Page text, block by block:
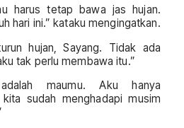
harus tetap bawa jas hujan.
hari ini.” kataku mengingatkan.
hujan, Sayang. Tidak ada
tak perlu membawa itu.”
maumu. Aku hanya
sudah menghadapi musim